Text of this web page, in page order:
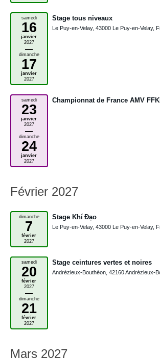
samedi
16
janvier
2027
–
dimanche
17
janvier
2027
Stage tous niveaux
Le Puy-en-Velay, 43000 Le Puy-en-Velay,
samedi
23
janvier
2027
–
dimanche
24
janvier
2027
Championnat de France AMV
Février 2027
dimanche
7
février
2027
Stage Khí Đạo
Le Puy-en-Velay, 43000 Le Puy-en-Velay,
samedi
20
février
2027
–
dimanche
21
février
2027
Stage ceintures vertes et noires
Andrézieux-Bouthéon, 42160 Andrézieux-
Mars 2027